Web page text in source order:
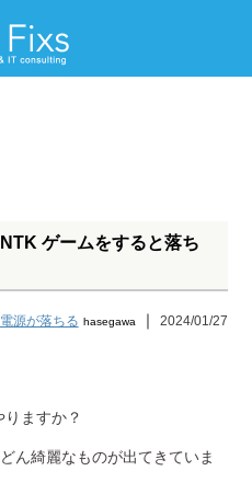
ゲームをすると落ち
電源が落ちる hasegawa ｜ 2024/01/27
ますか？
ん綺麗なものが出てきていま